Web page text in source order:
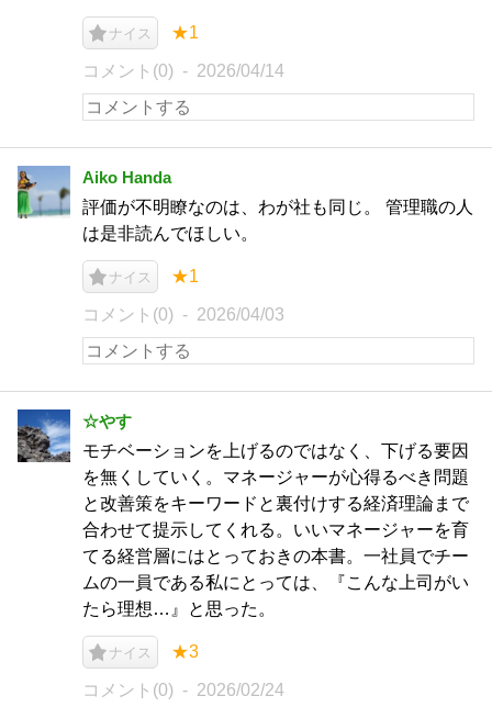
ナイス ★1
コメント(0) 2026/04/14
Aiko Handa
評価が不明瞭なのは、わが社も同じ。 管理職の人
は是非読んでほしい。
ナイス ★1
コメント(0) 2026/04/03
☆やす
モチベーションを上げるのではなく、下げる要因
を無くしていく。マネージャーが心得るべき問題
と改善策をキーワードと裏付けする経済理論まで
合わせて提示してくれる。いいマネージャーを育
てる経営層にはとっておきの本書。一社員でチー
ムの一員である私にとっては、『こんな上司がい
たら理想…』と思った。
ナイス ★3
コメント(0) 2026/02/24